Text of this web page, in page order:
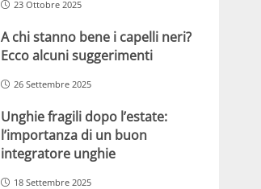
23 Ottobre 2025
A chi stanno bene i capelli neri?
Ecco alcuni suggerimenti
26 Settembre 2025
Unghie fragili dopo l’estate:
l’importanza di un buon
integratore unghie
18 Settembre 2025